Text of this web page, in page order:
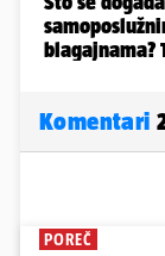
Komentari
POREČ